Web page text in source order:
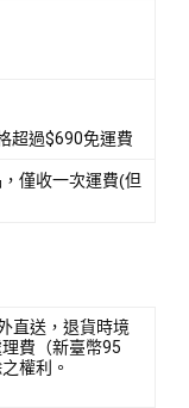
超過$690免運費
僅收一次運費(但
直送，退貨時境
費（新臺幣95
權利。